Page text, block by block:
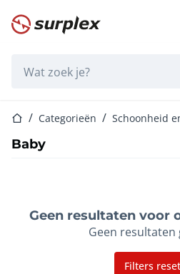
Startpagina
StartpaginaCategorieën Schoonheid
Baby
Geen resultaten voor
Geen resultaten
Filters